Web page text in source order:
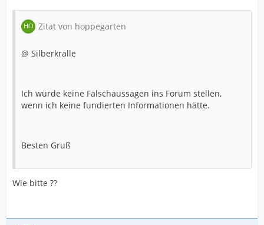
Zitat von hoppegarten
@ Silberkralle
Ich würde keine Falschaussagen ins Forum stellen,
wenn ich keine fundierten Informationen hätte.
Besten Gruß
Wie bitte ??